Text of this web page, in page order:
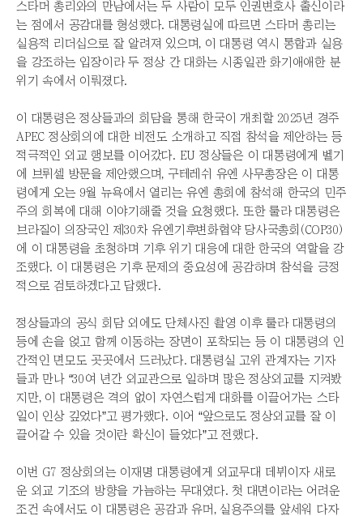
스타머 총리와의 만남에서는 두 사람이 모두 인권변호사 출신이라
는 점에서 공감대를 형성했다. 대통령실에 따르면 스타머 총리는
실용적 리더십으로 잘 알려져 있으며, 이 대통령 역시 통합과 실용
을 강조하는 입장이라 두 정상 간 대화는 시종일관 화기애애한 분
위기 속에서 이뤄졌다.
이 대통령은 정상들과의 회담을 통해 한국이 개최할 2025년 경주
APEC 정상회의에 대한 비전도 소개하고 직접 참석을 제안하는 등
적극적인 외교 행보를 이어갔다. EU 정상들은 이 대통령에게 벨기
에 브뤼셀 방문을 제안했으며, 구테레쉬 유엔 사무총장은 이 대통
령에게 오는 9월 뉴욕에서 열리는 유엔 총회에 참석해 한국의 민주
주의 회복에 대해 이야기해줄 것을 요청했다. 또한 룰라 대통령은
브라질이 의장국인 제30차 유엔기후변화협약 당사국총회(COP30)
에 이 대통령을 초청하며 기후 위기 대응에 대한 한국의 역할을 강
조했다. 이 대통령은 기후 문제의 중요성에 공감하며 참석을 긍정
적으로 검토하겠다고 답했다.
정상들과의 공식 회담 외에도 단체사진 촬영 이후 룰라 대통령의
등에 손을 얹고 함께 이동하는 장면이 포착되는 등 이 대통령의 인
간적인 면모도 곳곳에서 드러났다. 대통령실 고위 관계자는 기자
들과 만나 “30여 년간 외교관으로 일하며 많은 정상외교를 지켜봤
지만, 이 대통령은 격의 없이 자연스럽게 대화를 이끌어가는 스타
일이 인상 깊었다”고 평가했다. 이어 “앞으로도 정상외교를 잘 이
끌어갈 수 있을 것이란 확신이 들었다”고 전했다.
이번 G7 정상회의는 이재명 대통령에게 외교무대 데뷔이자 새로
운 외교 기조의 방향을 가늠하는 무대였다. 첫 대면이라는 어려운
조건 속에서도 이 대통령은 공감과 유머, 실용주의를 앞세워 다자